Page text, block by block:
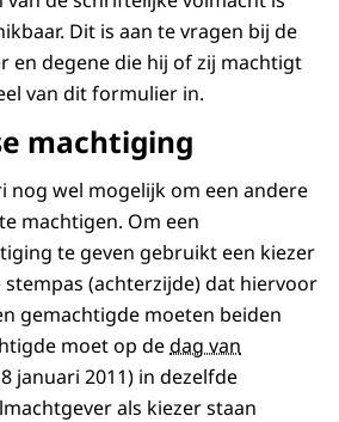
Dit is aan te vragen bij de
en degene die hij of zij machtigt
van dit formulier in.
machtiging
nog wel mogelijk om een andere
machtigen. Om een
te geven gebruikt een kiezer
stempas (achterzijde) dat hiervoor
gemachtigde moeten beiden
moet op dedag van
januari 2011) in dezelfde
als kiezer staan